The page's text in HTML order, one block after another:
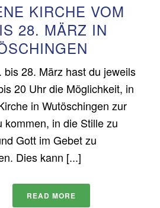
KIRCHE VOM
28. MÄRZ IN
bis 28. März hast du jeweils
20 Uhr die Möglichkeit, in
in Wutöschingen zur
kommen, in die Stille zu
Gott im Gebet zu
Dies kann [...]
READ MORE